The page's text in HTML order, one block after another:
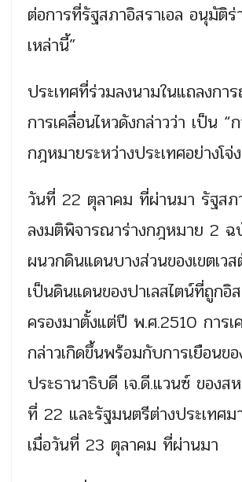
ต่อการที่รัฐสภาอิสราเอล อนุมัติ
เหล่านี้”
ประเทศที่ร่วมลงนามในแถลงก
การเคลื่อนไหวดังกล่าวว่า เป็น “
กฎหมายระหว่างประเทศอย่างโจ่
วันที่ 22 ตุลาคม ที่ผ่านมา รัฐสภ
ลงมติพิจารณาร่างกฎหมาย 2
ผนวกดินแดนบางส่วนของเขตเว
เป็นดินแดนของปาเลสไตน์ที่ถูกอิ
ครองมาตั้งแต่ปี พ.ศ.2510 การเ
กล่าวเกิดขึ้นพร้อมกับการเยือนขอ
ประธานาธิบดี เจ.ดี.แวนซ์ ของส
ที่ 22 และรัฐมนตรีต่างประเทศม
เมื่อวันที่ 23 ตุลาคม ที่ผ่านมา